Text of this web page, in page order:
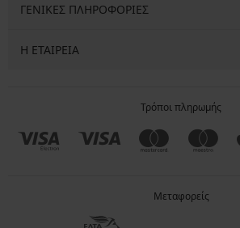
ΓΕΝΙΚΕΣ ΠΛΗΡΟΦΟΡΙΕΣ
Η ΕΤΑΙΡΕΙΑ
Τρόποι πληρωμής
Μεταφορείς